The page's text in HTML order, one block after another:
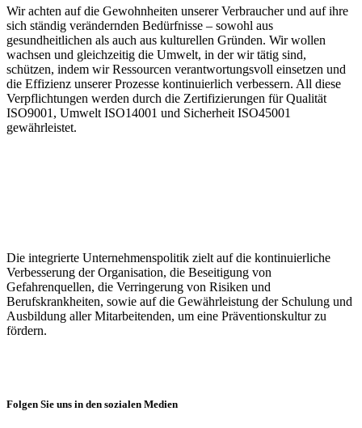
Wir achten auf die Gewohnheiten unserer Verbraucher und auf ihre
sich ständig verändernden Bedürfnisse – sowohl aus
gesundheitlichen als auch aus kulturellen Gründen. Wir wollen
wachsen und gleichzeitig die Umwelt, in der wir tätig sind,
schützen, indem wir Ressourcen verantwortungsvoll einsetzen und
die Effizienz unserer Prozesse kontinuierlich verbessern. All diese
Verpflichtungen werden durch die Zertifizierungen für Qualität
ISO9001, Umwelt ISO14001 und Sicherheit ISO45001
gewährleistet.
Die integrierte Unternehmenspolitik zielt auf die kontinuierliche
Verbesserung der Organisation, die Beseitigung von
Gefahrenquellen, die Verringerung von Risiken und
Berufskrankheiten, sowie auf die Gewährleistung der Schulung und
Ausbildung aller Mitarbeitenden, um eine Präventionskulturzu
fördern.
Folgen Sie uns in den sozialen Medien